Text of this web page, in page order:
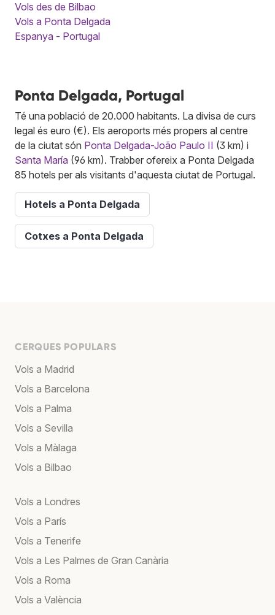
Vols des de Bilbao
Vols a Ponta Delgada
Espanya - Portugal
Ponta Delgada, Portugal
Té una població de 20.000 habitants. La divisa de curs
legal és euro (€). Els aeroports més propers al centre
de la ciutat són Ponta Delgada-João Paulo II (3 km) i
Santa María (96 km). Trabber ofereix a Ponta Delgada
85 hotels per als visitants d'aquesta ciutat de Portugal.
Hotels a Ponta Delgada
Cotxes a Ponta Delgada
CERQUES POPULARS
Vols a Madrid
Vols a Barcelona
Vols a Palma
Vols a Sevilla
Vols a Màlaga
Vols a Bilbao
Vols a Londres
Vols a París
Vols a Tenerife
Vols a Les Palmes de Gran Canària
Vols a Roma
Vols a València